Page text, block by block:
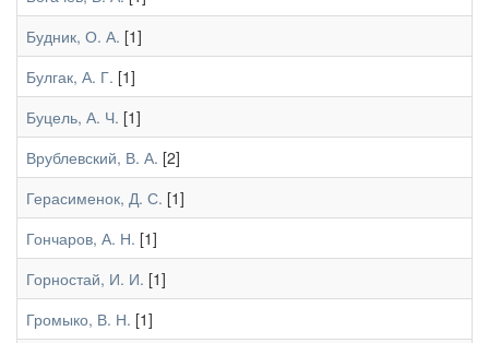
Будник, О. А. [1]
Булгак, А. Г. [1]
Буцель, А. Ч. [1]
Врублевский, В. А. [2]
Герасименок, Д. С. [1]
Гончаров, А. Н. [1]
Горностай, И. И. [1]
Громыко, В. Н. [1]